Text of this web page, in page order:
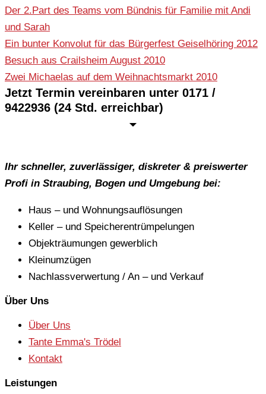
Der 2.Part des Teams vom Bündnis für Familie mit Andi
und Sarah
Ein bunter Konvolut für das Bürgerfest Geiselhöring 2012
Besuch aus Crailsheim August 2010
Zwei Michaelas auf dem Weihnachtsmarkt 2010
Jetzt Termin vereinbaren unter 0171 /
9422936 (24 Std. erreichbar)
Ihr schneller, zuverlässiger, diskreter & preiswerter
Profi in Straubing, Bogen und Umgebung bei:
Haus – und Wohnungsauflösungen
Keller – und Speicherentrümpelungen
Objekträumungen gewerblich
Kleinumzügen
Nachlassverwertung / An – und Verkauf
Über Uns
Über Uns
Tante Emma's Trödel
Kontakt
Leistungen